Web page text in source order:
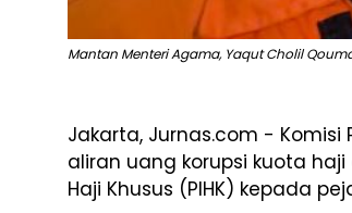
Mantan Menteri Agama, Yaqut Cholil
Jakarta, Jurnas.com -
aliran uang korupsi kuota
Haji Khusus (PIHK) kepada